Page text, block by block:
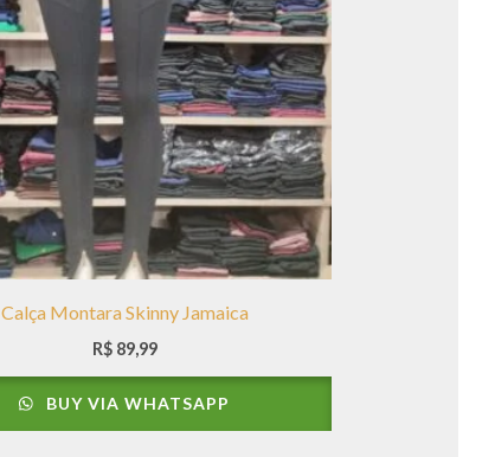
Calça Montara Skinny Jamaica
R$89,99
BUY VIA WHATSAPP